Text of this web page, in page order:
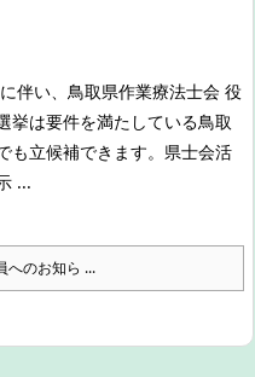
伴い、鳥取県作業療法士会 役
挙は要件を満たしている鳥取
も立候補できます。県士会活
...
へのお知ら ...